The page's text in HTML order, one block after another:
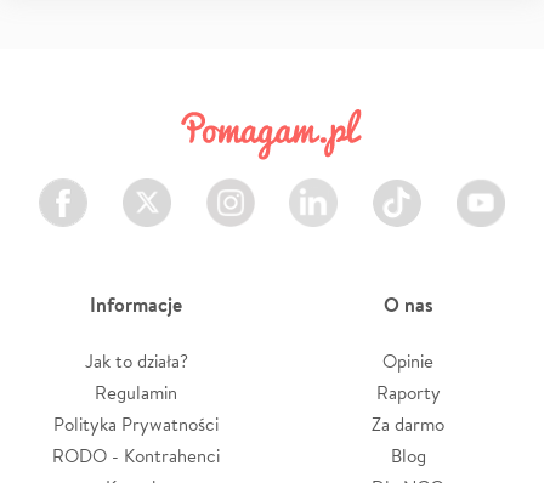
Facebook Twitter Instagram LinkedIn TikTok Youtube
Informacje
Jak to działa?
Regulamin
Polityka Prywatności
RODO - Kontrahenci
O nas
Opinie
Raporty
Za darmo
Blog